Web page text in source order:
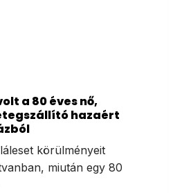
a 80 éves nő,
hazaért
körülményeit
miután egy 80